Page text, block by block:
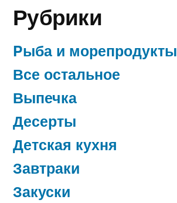
Рубрики
Pыба и морепродукты
Все остальное
Выпечка
Десерты
Детская кухня
Завтраки
Закуски